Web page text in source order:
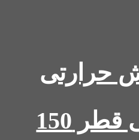
حرارتی
مشکی قطر 150